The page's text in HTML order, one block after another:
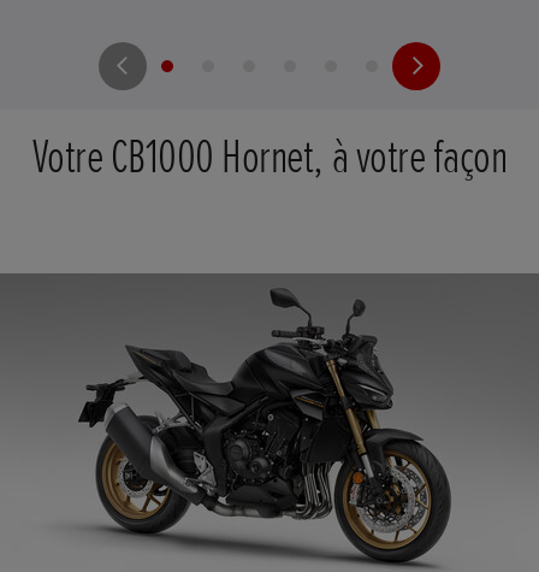
Votre CB1000 Hornet, à votre façon